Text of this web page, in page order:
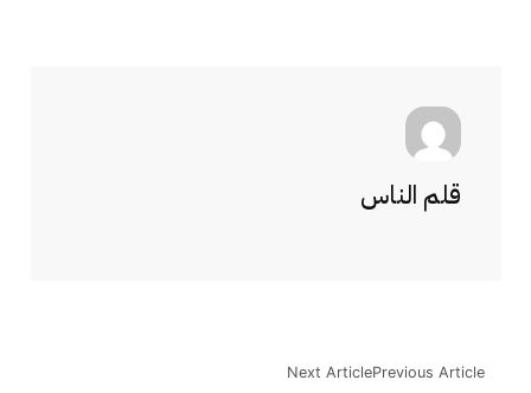
قلم الناس
Previous Article
Next Article